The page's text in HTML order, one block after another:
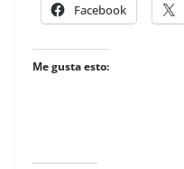
Facebook
Me gusta esto: